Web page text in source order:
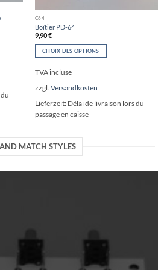
C64
Boîtier PD-64
9,90€
CHOIX DES OPTIONS
produit
plusieurs
variations.
Les
être
choisies
TVA incluse
zzgl. Versandkosten
Lieferzeit: Délai de livraison lors du
passage en caisse
MATCH STYLES